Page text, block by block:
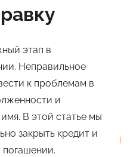
этап в
Неправильное
к проблемам в
и
В этой статье мы
закрыть кредит и
погашении.